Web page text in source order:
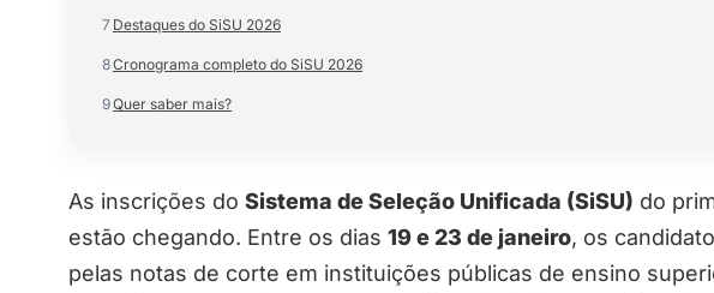
7 Destaques do SiSU 2026
8Cronograma completo do SiSU 2026
9Quer saber mais?
As inscrições do Sistema de Seleção Unificada (SiSU) do
estão chegando. Entre os dias 19 e 23 de janeiro, os
pelas notas de corte em instituições públicas de ensino